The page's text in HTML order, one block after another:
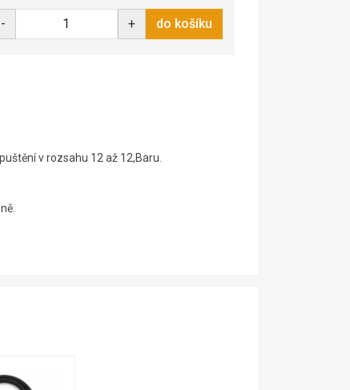
- + do košíku
v rozsahu 12 až 12,Baru.